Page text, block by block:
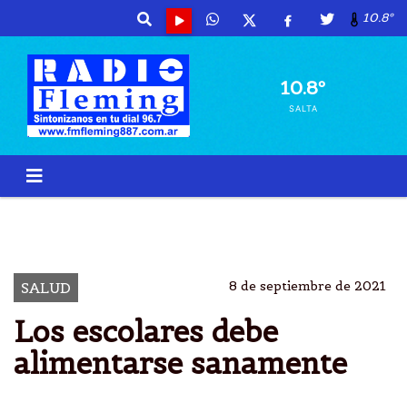
10.8º
10.8º
SALTA
SALUD 8 de septiembre de 2021
Los escolares debe
alimentarse sanamente